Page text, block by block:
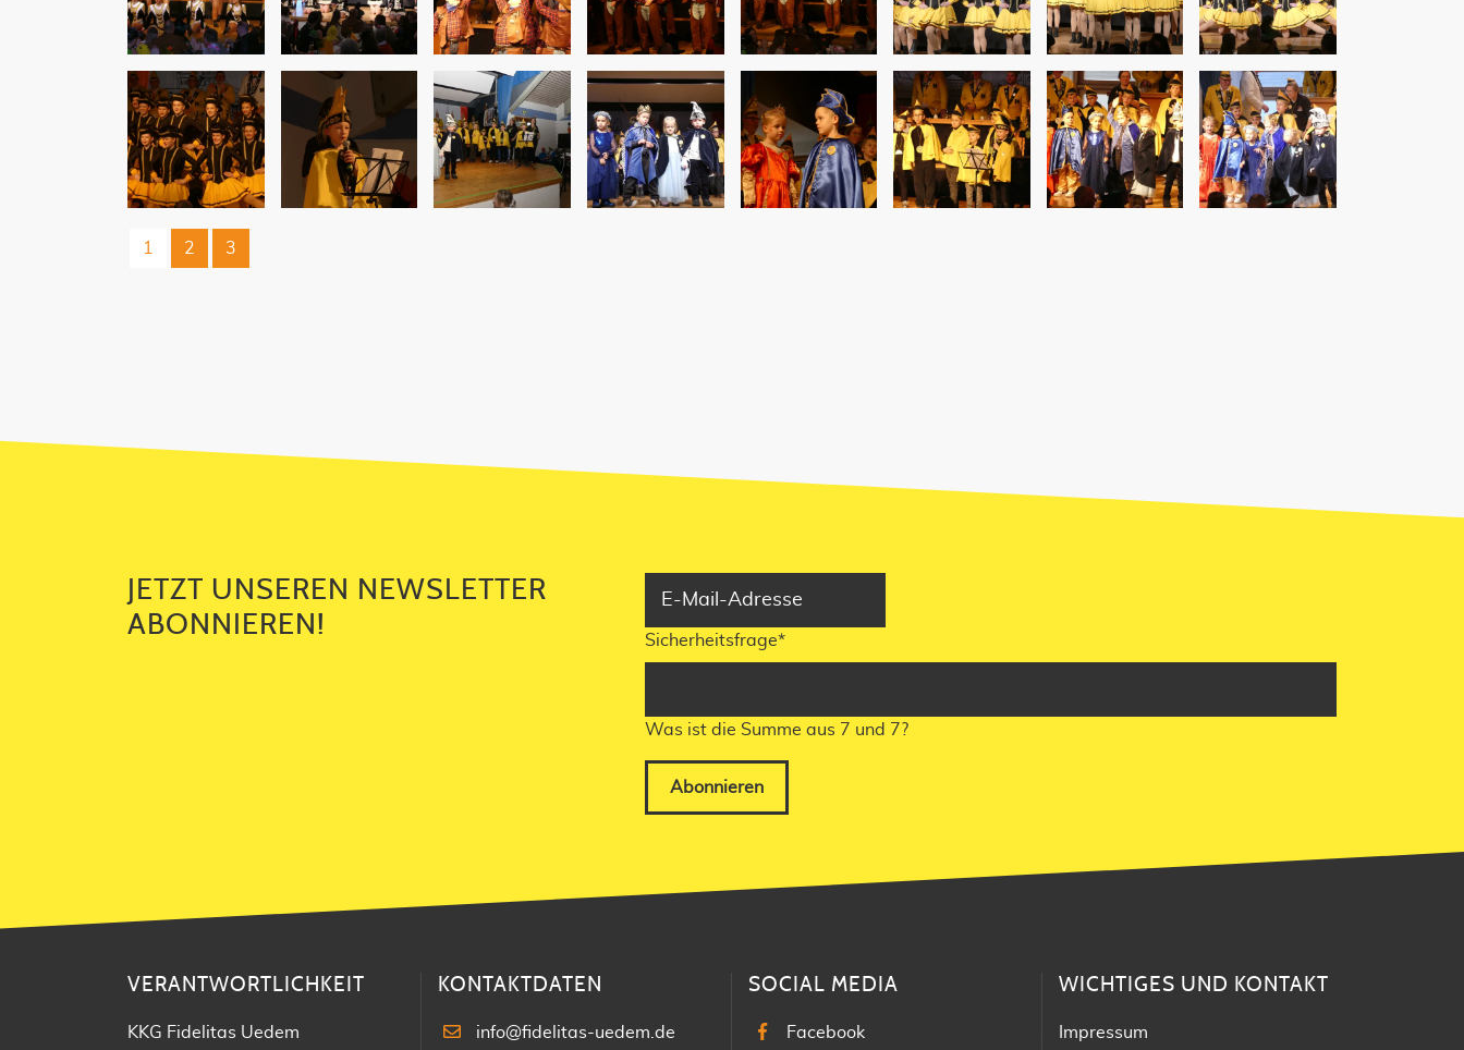
1 2 3
JETZT UNSEREN NEWSLETTER
ABONNIEREN!
Sicherheitsfrage*
Was ist die Summe aus 7 und 7?
Abonnieren
VERANTWORTLICHKEIT
KKG Fidelitas Uedem
KONTAKTDATEN
info@fidelitas-uedem.de
SOCIAL MEDIA
Facebook
WICHTIGES UND KONTAKT
Impressum